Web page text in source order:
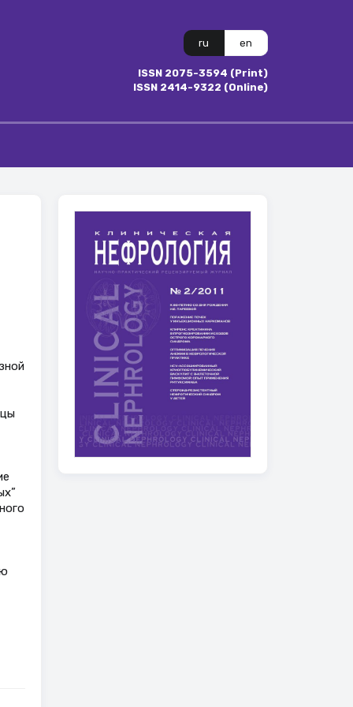
ru en
ISSN 2075-3594 (Print)
ISSN 2414-9322 (Online)